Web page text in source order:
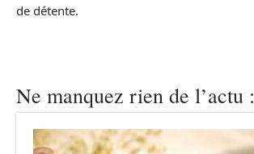
de détente.
Ne manquez rien de l’actu :